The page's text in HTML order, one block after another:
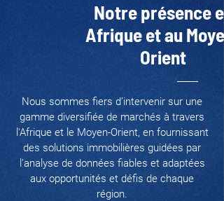
Notre présence en
Afrique et au
Orient
Nous sommes fiers d’intervenir sur une
gamme diversifiée de marchés à travers
l'Afrique et le Moyen-Orient, en fournissant
des solutions immobilières guidées par
l’analyse de données fiables et adaptées
aux opportunités et défis de chaque
région.